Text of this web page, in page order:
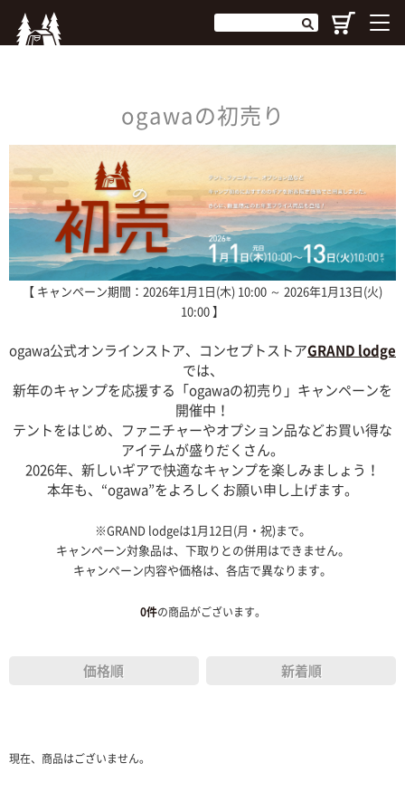
ogawaの初売り
【 キャンペーン期間：2026年1月1日(木) 10:00 ～ 2026年1月13日(火)
10:00 】
ogawa公式オンラインストア、コンセプトストアGRAND lodge
では、
新年のキャンプを応援する「ogawaの初売り」キャンペーンを
開催中！
テントをはじめ、ファニチャーやオプション品などお買い得な
アイテムが盛りだくさん。
2026年、新しいギアで快適なキャンプを楽しみましょう！
本年も、“ogawa”をよろしくお願い申し上げます。
※GRAND lodgeは1月12日(月・祝)まで。
キャンペーン対象品は、下取りとの併用はできません。
キャンペーン内容や価格は、各店で異なります。
0件の商品がございます。
価格順 新着順
現在、商品はございません。